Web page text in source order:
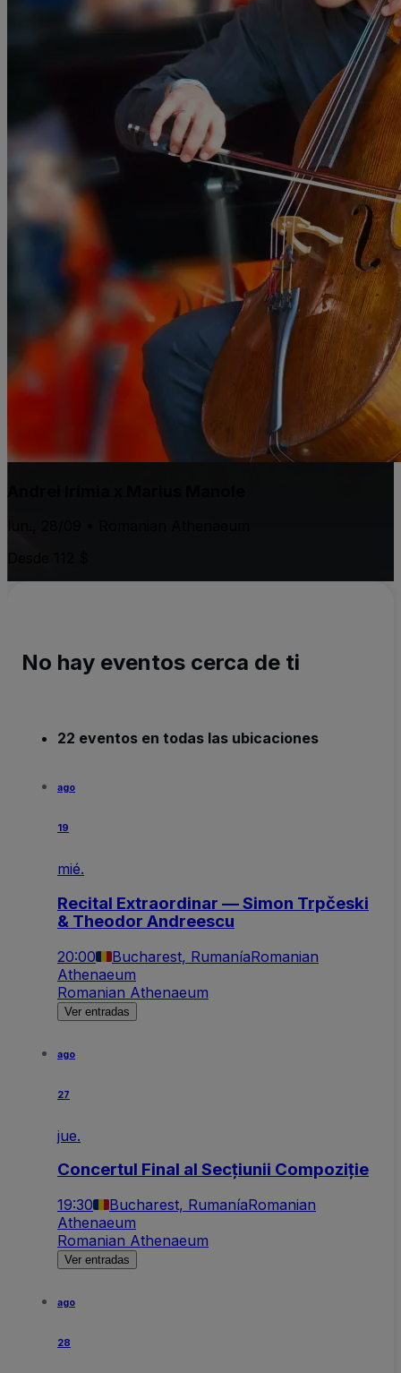
Andrei Irimia x Marius Manole
No hay eventos cerca de ti
22 eventos en todas las ubicaciones
ago
19
mié.
Recital Extraordinar — Simon Trpčeski
& Theodor Andreescu
20:00 Bucharest, RumaníaRomanian
Athenaeum
Romanian Athenaeum
Ver entradas
ago
27
jue.
Concertul Final al Secțiunii Compoziție
19:30 Bucharest, RumaníaRomanian
Athenaeum
Romanian Athenaeum
Ver entradas
ago
28